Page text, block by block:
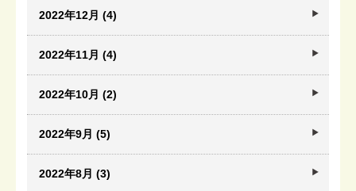
2022年12月 (4)
2022年11月 (4)
2022年10月 (2)
2022年9月 (5)
2022年8月 (3)